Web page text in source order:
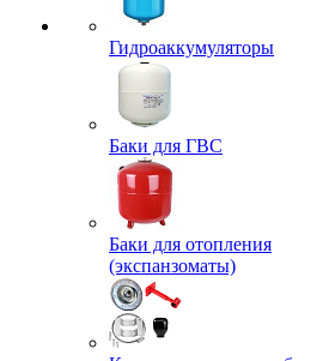
Гидроаккумуляторы
Баки для ГВС
Баки для отопления
(экспанзоматы)